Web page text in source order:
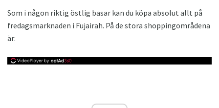
Som i någon riktig östlig basar kan du köpa absolut allt på
fredagsmarknaden i Fujairah. På de stora shoppingområdena
är: